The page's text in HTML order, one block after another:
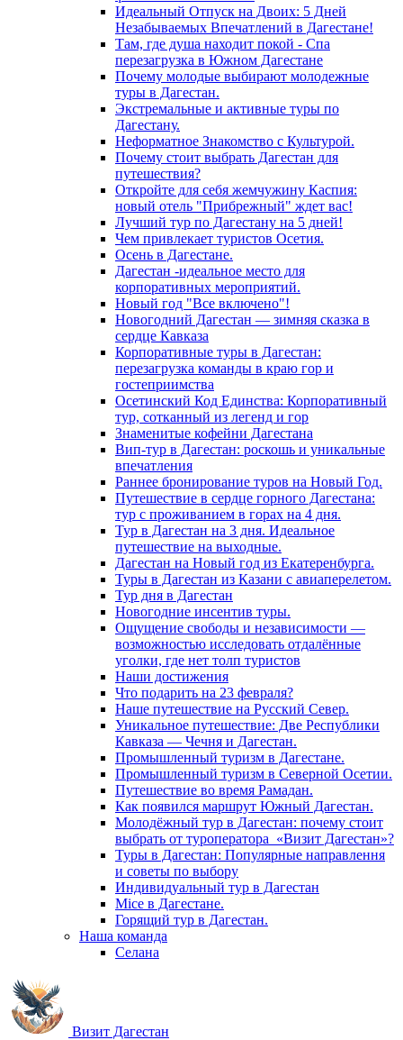
Идеальный Отпуск на Двоих: 5 Дней
Незабываемых Впечатлений в Дагестане!
Там, где душа находит покой - Спа
перезагрузка в Южном Дагестане
Почему молодые выбирают молодежные
туры в Дагестан.
Экстремальные и активные туры по
Дагестану.
Неформатное Знакомство с Культурой.
Почему стоит выбрать Дагестан для
путешествия?
Откройте для себя жемчужину Каспия:
новый отель "Прибрежный" ждет вас!
Лучший тур по Дагестану на 5 дней!
Чем привлекает туристов Осетия.
Осень в Дагестане.
Дагестан -идеальное место для
корпоративных мероприятий.
Новый год "Все включено"!
Новогодний Дагестан — зимняя сказка в
сердце Кавказа
Корпоративные туры в Дагестан:
перезагрузка команды в краю гор и
гостеприимства
Осетинский Код Единства: Корпоративный
тур, сотканный из легенд и гор
Знаменитые кофейни Дагестана
Вип-тур в Дагестан: роскошь и уникальные
впечатления
Раннее бронирование туров на Новый Год.
Путешествие в сердце горного Дагестана:
тур с проживанием в горах на 4 дня.
Тур в Дагестан на 3 дня. Идеальное
путешествие на выходные.
Дагестан на Новый год из Екатеренбурга.
Туры в Дагестан из Казани с авиаперелетом.
Тур дня в Дагестан
Новогодние инсентив туры.
Ощущение свободы и независимости —
возможностью исследовать отдалённые
уголки, где нет толп туристов
Наши достижения
Что подарить на 23 февраля?
Наше путешествие на Русский Север.
Уникальное путешествие: Две Республики
Кавказа — Чечня и Дагестан.
Промышленный туризм в Дагестане.
Промышленный туризм в Северной Осетии.
Путешествие во время Рамадан.
Как появился маршрут Южный Дагестан.
Молодёжный тур в Дагестан: почему стоит
выбрать от туроператора «Визит Дагестан»?
Туры в Дагестан: Популярные направлення
и советы по выбору
Индивидуальный тур в Дагестан
Mice в Дагестане.
Горящий тур в Дагестан.
Наша команда
Селана
Визит Дагестан